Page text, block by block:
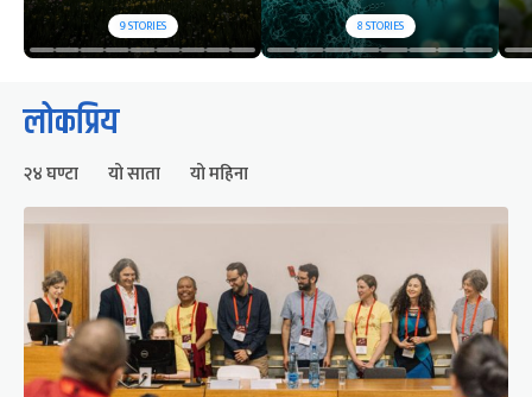
9STORIES 8STORIES
लोकप्रिय
२४ घण्टा यो साता यो महिना